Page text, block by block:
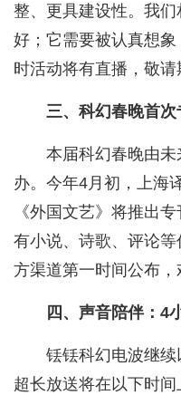
整、更具建设性。我
好；它需要被认真想
时活动将有直播，敬请
三、科幻春晚首
本届科幻春晚由
办。今年4月初，上海
《外国文艺》将推出
有小说、诗歌、评论
方渠道第一时间公布，
四、声音陪伴：4
铥铥科幻电波继
超长放送将在以下时间